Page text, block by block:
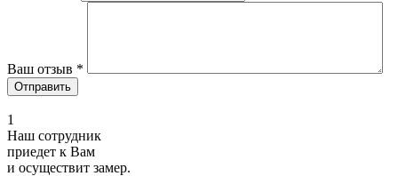
Ваш отзыв *
1
Наш сотрудник
приедет к Вам
и осуществит замер.